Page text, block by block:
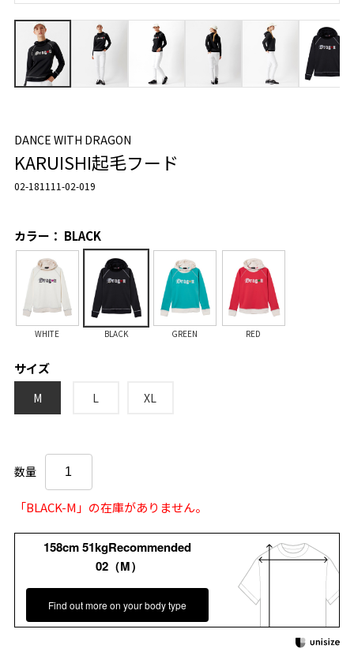
DANCE WITH DRAGON
KARUISHI起毛フード
02-181111-02-019
カラー： BLACK
WHITE BLACK GREEN RED
サイズ
M L XL
数量
「BLACK-M」の在庫がありません。
158cm 51kgRecommended
02（M）
Find out more on your body type